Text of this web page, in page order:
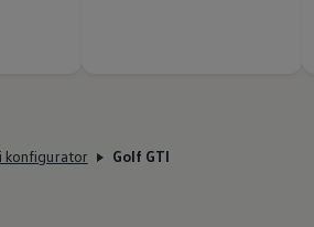
konfigurator Golf GTI